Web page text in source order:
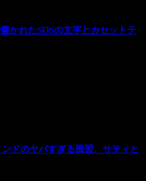
かれたSOSの文字とカセットテ
ドのヤバすぎる風習、サティと